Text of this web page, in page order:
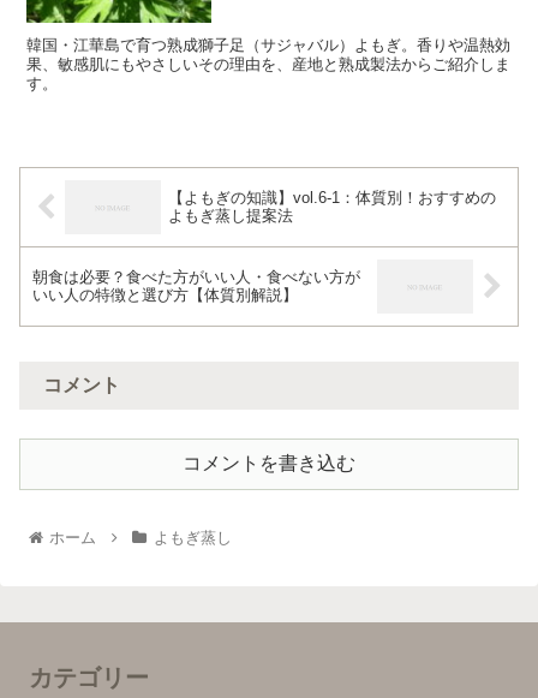
韓国・江華島で育つ熟成獅子足（サジャバル）よもぎ。香りや温熱効
果、敏感肌にもやさしいその理由を、産地と熟成製法からご紹介しま
す。
【よもぎの知識】vol.6-1：体質別！おすすめの
よもぎ蒸し提案法
朝食は必要？食べた方がいい人・食べない方が
いい人の特徴と選び方【体質別解説】
コメント
コメントを書き込む
ホーム よもぎ蒸し
カテゴリー